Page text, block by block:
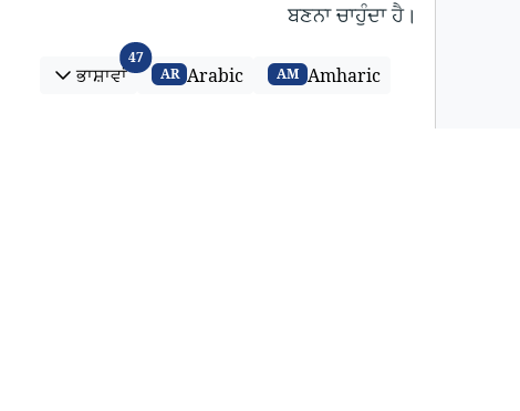
ਬਣਨਾ ਚਾਹੁੰਦਾ ਹੈ।
Amharic
AM
Arabic
AR
ਭਾਸ਼ਾਵਾਂ
47
ਭਾਸ਼ਾਵਾਂ